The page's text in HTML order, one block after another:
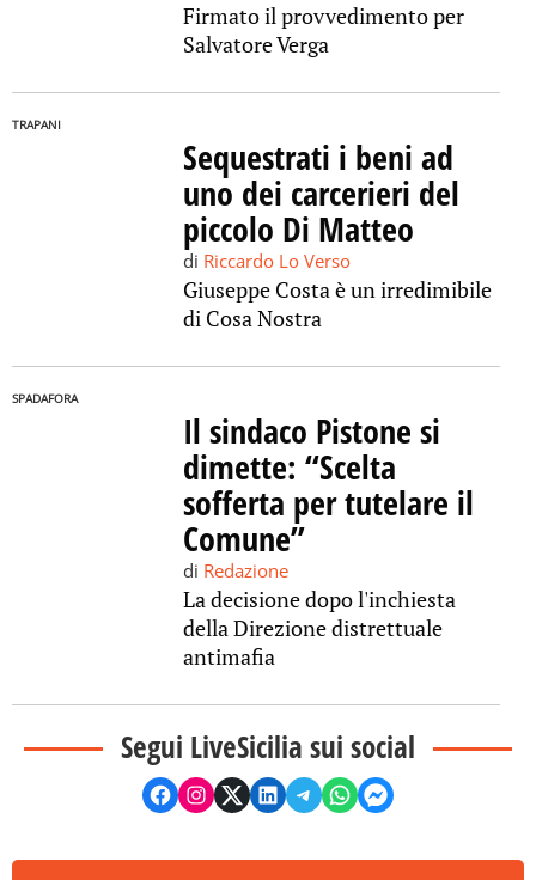
Firmato il provvedimento per
Salvatore Verga
TRAPANI
Sequestrati i beni ad
uno dei carcerieri del
piccolo Di Matteo
di Riccardo Lo Verso
Giuseppe Costa è un irredimibile
di Cosa Nostra
SPADAFORA
Il sindaco Pistone si
dimette: “Scelta
sofferta per tutelare il
Comune”
di Redazione
La decisione dopo l'inchiesta
della Direzione distrettuale
antimafia
Segui LiveSicilia sui social